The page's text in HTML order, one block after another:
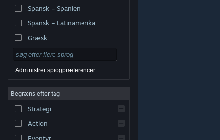
varemærker tilhører deres respektive indehavere i USA
Tilgængelighed
Refunderinger|
Spansk – Spanien
Spansk – Latinamerika
Græsk
Administrer sprogpræferencer
Begræns efter tag
Strategi
Action
Eventyr